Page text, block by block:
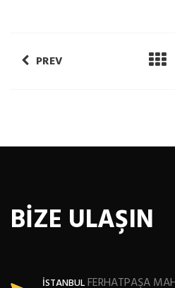
PREV
BİZE ULAŞIN
İSTANBULFERHATPAŞA